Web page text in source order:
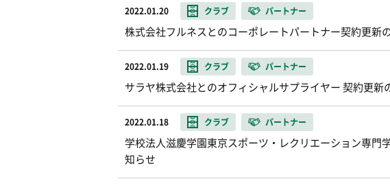
2022.01.20 クラブ パートナー
株式会社フルネスとのコーポレートパートナー契約更新
2022.01.19 クラブ パートナー
サラヤ株式会社とのオフィシャルサプライヤー 契約更新
2022.01.18 クラブ パートナー
学校法人滋慶学園東京スポーツ・レクリエーション専門
知らせ